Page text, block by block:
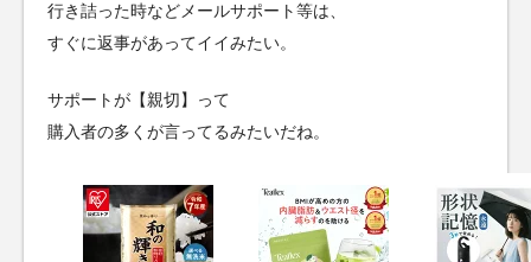
行き詰った時などメールサポート等は、
すぐに返事があってイイみたい。
サポートが【親切】って
購入者の多くが言ってるみたいだね。